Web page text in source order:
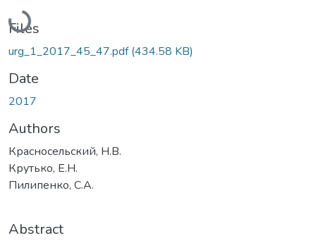
Loading...
Files
urg_1_2017_45_47.pdf(434.58 KB)
Date
2017
Authors
Красносельский, Н.В.
Крутько, Е.Н.
Пилипенко, С.А.
Abstract